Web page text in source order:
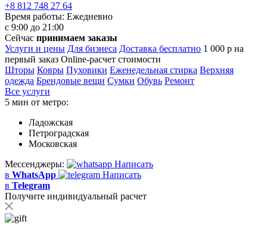
+8 812 748 27 64
Время работы: Ежедневно
с 9:00 до 21:00
Сейчас принимаем заказы
Услуги и цены Для бизнеса Доставка бесплатно 1 000 р на
первый заказ Online-расчет стоимости
Шторы Ковры Пуховики Еженедельная стирка Верхняя
одежда Брендовые вещи Сумки Обувь Ремонт
Все услуги
5 мин от метро:
Ладожская
Петроградская
Московская
Мессенджеры:
Написать
в WhatsApp
Написать
в Telegram
Получите индивидуальный расчет